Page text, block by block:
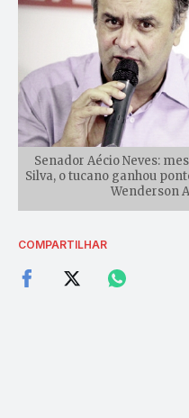
Senador Aécio Neves:
Silva, o tucano ganhou
Wenderson
COMPARTILHAR